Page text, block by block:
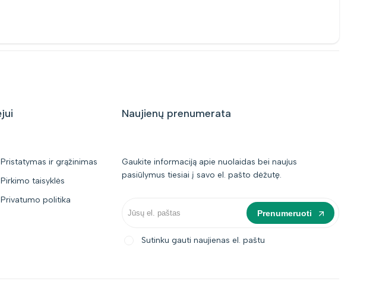
Pristatymas ir grąžinimas
Pirkimo taisyklės
Privatumo politika
Naujienų prenumerata
Gaukite informaciją apie nuolaidas bei naujus
pasiūlymus tiesiai į savo el. pašto dėžutę.
Prenumeruoti
Sutinku gauti naujienas el. paštu